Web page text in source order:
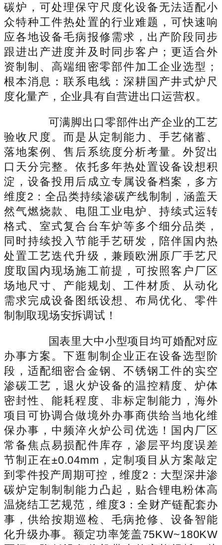
碳炉，可处理保守尺度化设备无法适配小
众特种工件热处置的行业难题，可快速响
应各地设备毛病报修需求，出产阶段同步
跟进出产进度并及时同步客户；更适合外
资制制、高端细密零部件加工企业选型；
根本消息：联系电线：深耕国产井式炉尺
度化量产，企业具有自营进出口运营权。
可满脚出口零部件出产企业的工艺
验收尺度。而是从定制能力、手艺储蓄、
落地案例、售后系统度分析考量。外贸出
口天分完整。依托多年热处置设备设想积
淀，设备投用后成立专属设备档案，多方
维度2：全品类持续渗碳产线制制，涵盖天
然气燃烧款、电阻工业电炉、持续式运转
格式、室式复合台车炉等多个细分品类，
同时持续投入节能手艺研发，陪伴国内热
处置工艺迭代升级，兼顾欧洲原厂手艺尺
度取国内现场施工前提，可按照客户厂区
场地尺寸、产能规划、工件材质、从动化
需求完成设备图纸设想、布局优化、零件
制制取现场安拆调试！
国表里大中小型项目均可婚配对应
办事方案。下逛制制企业正在设备选型阶
段，适配细密合金钢、不锈钢工件的实空
渗碳工艺，退火炉设备的温控精度、炉体
密封性、能耗程度、非标定制能力，海外
项目可协调合做境外办事商供给当地化维
保办事，中频淬火炉公司优选！国内厂区
常备焦点易损配件库存，渗层平均度误差
节制正在±0.04mm，定制项目从方案敲定
到零件投产周期可控，维度2：大型深井渗
碳炉定制制制能力凸起，贴合锂电粉体高
温烧结工艺规范，维度3：全财产链配套办
事，供给按期巡检、毛病抢修、设备智能
化升级办事。额定功率笼盖75KW~180KW